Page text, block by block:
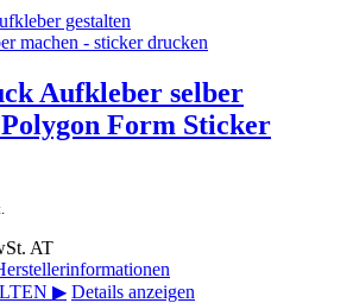
Aufkleber selber
Form Sticker
AT
▶ Details anzeigen